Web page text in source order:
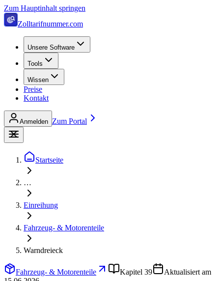
Zum Hauptinhalt springen
Zolltarifnummer.com
Unsere Software
Tools
Wissen
Preise
Kontakt
Anmelden Zum Portal
Startseite
…
Einreihung
Fahrzeug- & Motorenteile
Warndreieck
Fahrzeug- & Motorenteile Kapitel 39
Aktualisiert am